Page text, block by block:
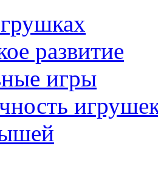
развитие
игры